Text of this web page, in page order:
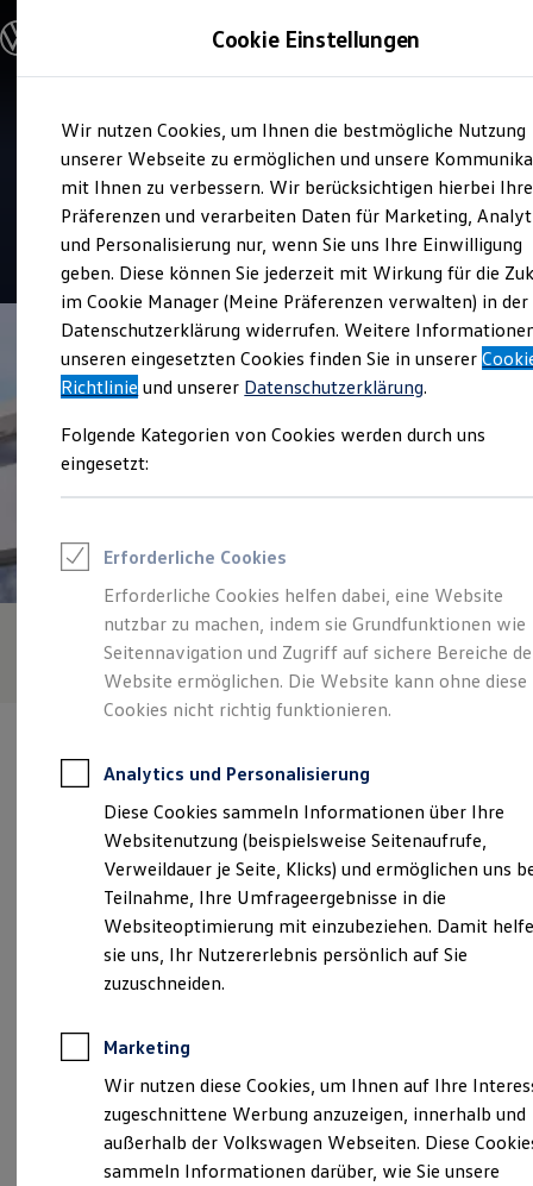
Hauptinhalt
springen
Footer
springen
Modelle und Konfigurator
Modelle vergleichen
Elektroautos
ENERGY Sondermodelle
Nutzfahrzeuge
SUV und CUV
Familienautos
Kombis
Kompaktwagen
Sportwagen
Schnell verfügbare Fahrzeuge
Angebote und Produkte
Aktuelle Angebote
E-Auto-Förderung
Volkswagen Marktplatz
Junge Gebrauchtwagen und Gebrauchtwagen
Volkswagen Zertifizierte Gebrauchtwagen
Zubehör- und Serviceangebote
Leasing
Leasing-Angebote
Gebrauchtwagen Leasing
Junge Gebrauchtwagen-Leasing
Elektroauto Leasing
Kleinwagen-Leasing
Leasing ohne Anzahlung
Finanzierung
Kfz-Versicherung
Restschuldversicherungen
Garantien
Wartungsverträge
Geschäftskunden
Professional Class bei Volkswagen
Großkunden
Behörden
Direktkunden
Sonderfahrzeuge
Anpfiff zum Gewinn
Elektroautos
ID. Tutorials
Elektrofahrzeugkonzepte
Reichweite
Reichweite der ID. Modelle
Reichweite im Winter
Service
Autohaus Gelder und Sorg
Ebern
4.9|224 Bewertungen
GmbH & Co. KG (Impressum & Rechtliches)
Montag Freitag 07:00 18:00
Samstag
08:00-12:00 Uhr
Sonntag
Geschlossen
Cookie Einstellungen
Wir nutzen Cookies, um Ihnen die bestmögliche Nutzung
unserer Webseite zu ermöglichen und unsere
mit Ihnen zu verbessern. Wir berücksichtigen hierbei Ihre
Präferenzen und verarbeiten Daten für Marketing,
und Personalisierung nur, wenn Sie uns Ihre Einwilligung
geben. Diese können Sie jederzeit mit Wirkung für die
im Cookie Manager (Meine Präferenzen verwalten) in der
Datenschutzerklärung widerrufen. Weitere
unseren eingesetzten Cookies finden Sie in unserer
Richtlinie und unserer Datenschutzerklärung.
Folgende Kategorien von Cookies werden durch uns
eingesetzt:
Erforderliche Cookies
Erforderliche Cookies helfen dabei, eine Website
nutzbar zu machen, indem sie Grundfunktionen wie
Seitennavigation und Zugriff auf sichere Bereiche
Website ermöglichen. Die Website kann ohne diese
Cookies nicht richtig funktionieren.
Analytics und Personalisierung
Diese Cookies sammeln Informationen über Ihre
Websitenutzung (beispielsweise Seitenaufrufe,
Verweildauer je Seite, Klicks) und ermöglichen uns
Teilnahme, Ihre Umfrageergebnisse in die
Websiteoptimierung mit einzubeziehen. Damit
sie uns, Ihr Nutzererlebnis persönlich auf Sie
zuzuschneiden.
Marketing
Wir nutzen diese Cookies, um Ihnen auf Ihre
zugeschnittene Werbung anzuzeigen, innerhalb und
außerhalb der Volkswagen Webseiten. Diese
sammeln Informationen darüber, wie Sie unsere